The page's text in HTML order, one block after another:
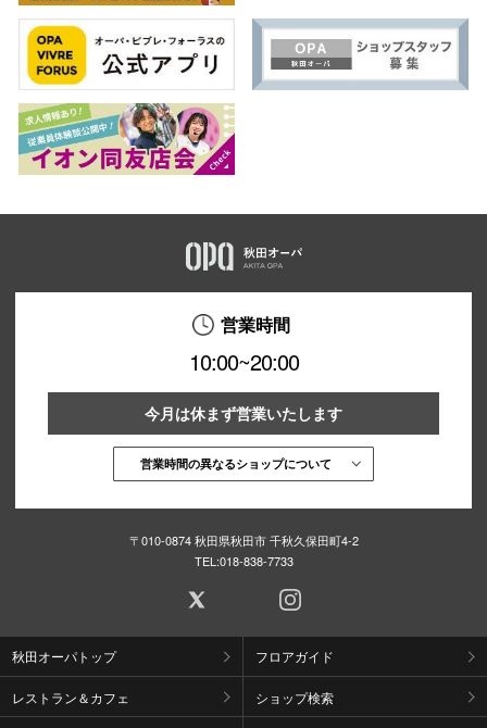
営業時間
10:00~20:00
今月は休まず営業いたします
営業時間の異なるショップについて
〒010-0874 秋田県秋田市 千秋久保田町4-2
TEL:018-838-7733
秋田オーパトップ フロアガイド
レストラン＆カフェ ショップ検索